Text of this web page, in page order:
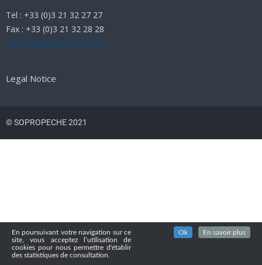
Tel : +33 (0)3 21 32 27 27
Fax : +33 (0)3 21 32 28 28
contact@sopropeche.com
Legal Notice
© SOPROPECHE 2021
En poursuivant votre navigation sur ce
site, vous acceptez l’utilisation de
cookies pour nous permettre d'établir
des statistiques de consultation.
Ok En savoir plus